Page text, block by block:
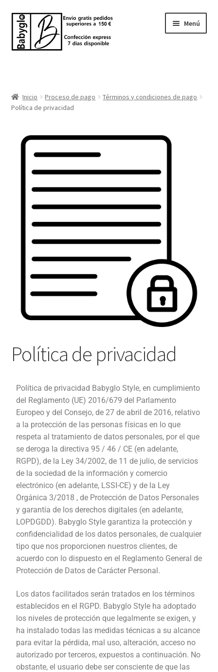
Menú
BABYGLO® MARCA REGISTRADA
Contacto
Proceso de pago
Aviso legal
Condiciones de envío
Términos y condiciones de pago
Política de Cookies
Política de privacidad
Inicio Proceso de pago
Términos y condiciones de pago
Política de privacidad
Política de privacidad
Política de privacidad Babyglo Style, en cumplimiento
del Reglamento (UE) 2016/679 del Parlamento
Europeo y del Consejo, de 27 de abril de 2016, relativo
a la protección de las personas físicas en lo que
respeta al tratamiento de datos personales, por el que
se deroga la directiva 95 / 46 / CE (en adelante,
RGPD), de la Ley 34/2002, de 11 de julio, de servicios
de la sociedad de la información y comercio
electrónico (en adelante, LSSI-CE) y de la Ley
Orgánica 3/2018 , de Protección de Datos Personales
y garantía de los derechos digitales (en adelante,
LOPDGDD). Babyglo Style garantiza la protección y
confidencialidad de los datos personales, de cualquier
tipo que nos proporcionen nuestros clientes, de
acuerdo con lo dispuesto en el Reglamento General de
Protección de Datos de Carácter Personal.
Los datos facilitados serán tratados en los términos
establecidos en el RGPD. Babyglo Style ha adoptado
los niveles de protección que legalmente se exigen, y
ha instalado todas las medidas técnicas a su alcance
para evitar la pérdida, mal uso, alteración, acceso no
autorizado por terceros, expuestos a continuación. No
obstante, el usuario debe ser consciente de que las